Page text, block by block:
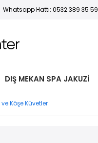
Whatsapp Hattı: 0532 389 35 59
DIŞ MEKAN SPA JAKUZİ
Köşe Küvetler